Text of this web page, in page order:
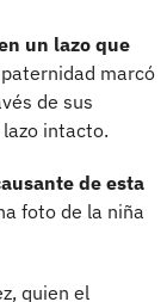
un lazo que
marcó
de sus
intacto.
de esta
foto de la niña
quien el